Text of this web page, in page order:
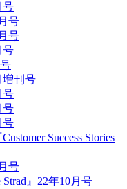
号
号
号
号
増刊号
号
号
号
Success Stories
号
』22年10月号